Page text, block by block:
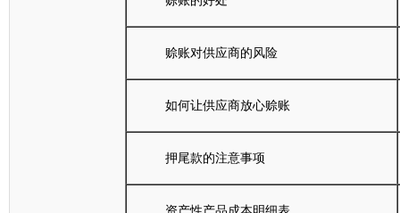
赊账对供应商的风险
如何让供应商放心赊账
押尾款的注意事项